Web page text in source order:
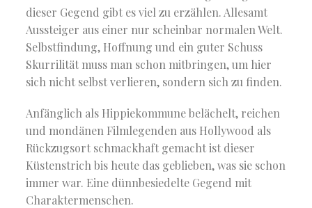
dieser Gegend gibt es viel zu erzählen. Allesamt
Aussteiger aus einer nur scheinbar normalen Welt.
Selbstfindung, Hoffnung und ein guter Schuss
Skurrilität muss man schon mitbringen, um hier
sich nicht selbst verlieren, sondern sich zu finden.
Anfänglich als Hippiekommune belächelt, reichen
und mondänen Filmlegenden aus Hollywood als
Rückzugsort schmackhaft gemacht ist dieser
Küstenstrich bis heute das geblieben, was sie schon
immer war. Eine dünnbesiedelte Gegend mit
Charaktermenschen.